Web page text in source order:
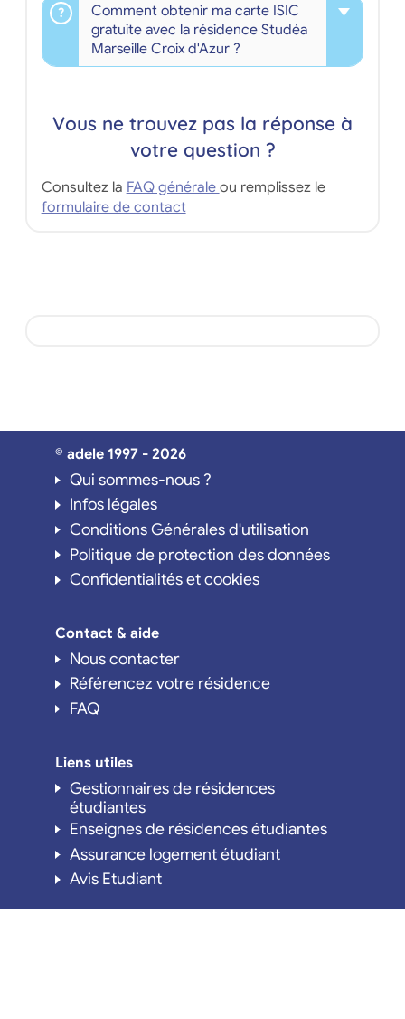
Comment obtenir ma carte ISIC
gratuite avec la résidence Studéa
Marseille Croix d'Azur ?
Vous ne trouvez pas la réponse à
votre question ?
Consultez la FAQ générale ou remplissez le
formulaire de contact
© adele 1997 - 2026
Qui sommes-nous ?
Infos légales
Conditions Générales d'utilisation
Politique de protection des données
Confidentialités et cookies
Contact & aide
Nous contacter
Référencez votre résidence
FAQ
Liens utiles
Gestionnaires de résidences
étudiantes
Enseignes de résidences étudiantes
Assurance logement étudiant
Avis Etudiant